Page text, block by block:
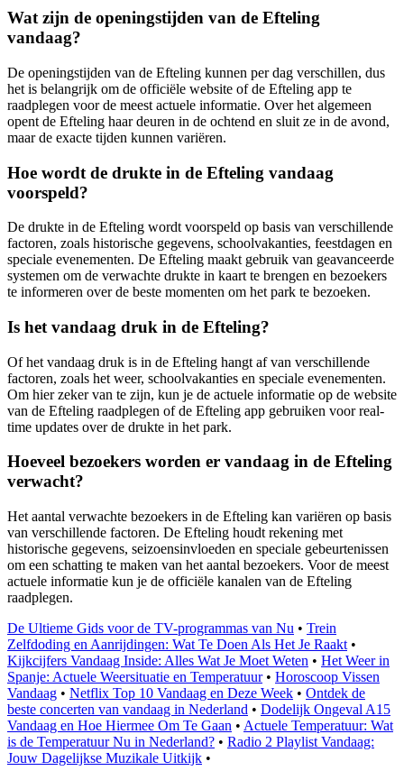
Wat zijn de openingstijden van de Efteling
vandaag?
De openingstijden van de Efteling kunnen per dag verschillen, dus
het is belangrijk om de officiële website of de Efteling app te
raadplegen voor de meest actuele informatie. Over het algemeen
opent de Efteling haar deuren in de ochtend en sluit ze in de avond,
maar de exacte tijden kunnen variëren.
Hoe wordt de drukte in de Efteling vandaag
voorspeld?
De drukte in de Efteling wordt voorspeld op basis van verschillende
factoren, zoals historische gegevens, schoolvakanties, feestdagen en
speciale evenementen. De Efteling maakt gebruik van geavanceerde
systemen om de verwachte drukte in kaart te brengen en bezoekers
te informeren over de beste momenten om het park te bezoeken.
Is het vandaag druk in de Efteling?
Of het vandaag druk is in de Efteling hangt af van verschillende
factoren, zoals het weer, schoolvakanties en speciale evenementen.
Om hier zeker van te zijn, kun je de actuele informatie op de website
van de Efteling raadplegen of de Efteling app gebruiken voor real-
time updates over de drukte in het park.
Hoeveel bezoekers worden er vandaag in de Efteling
verwacht?
Het aantal verwachte bezoekers in de Efteling kan variëren op basis
van verschillende factoren. De Efteling houdt rekening met
historische gegevens, seizoensinvloeden en speciale gebeurtenissen
om een schatting te maken van het aantal bezoekers. Voor de meest
actuele informatie kun je de officiële kanalen van de Efteling
raadplegen.
De Ultieme Gids voor de TV-programmas van Nu • Trein
Zelfdoding en Aanrijdingen: Wat Te Doen Als Het Je Raakt •
Kijkcijfers Vandaag Inside: Alles Wat Je Moet Weten • Het Weer in
Spanje: Actuele Weersituatie en Temperatuur• Horoscoop Vissen
Vandaag • Netflix Top 10 Vandaag en Deze Week • Ontdek de
beste concerten van vandaag in Nederland • Dodelijk Ongeval A15
Vandaag en Hoe Hiermee Om Te Gaan • Actuele Temperatuur: Wat
is de Temperatuur Nu in Nederland? • Radio 2 Playlist Vandaag:
Jouw Dagelijkse Muzikale Uitkijk •